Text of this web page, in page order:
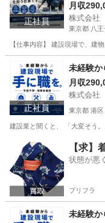
正社員
月収
株式会
東京都 八王
【仕事内容】 建設現場で、建
東京 八王子市 その他
正社員
未経験か
月収
株式会
東京都 港区
建設業と聞くと、 「大変そう
東京 港区 その他
【求】
状態が悪
プリフラ
未経験か